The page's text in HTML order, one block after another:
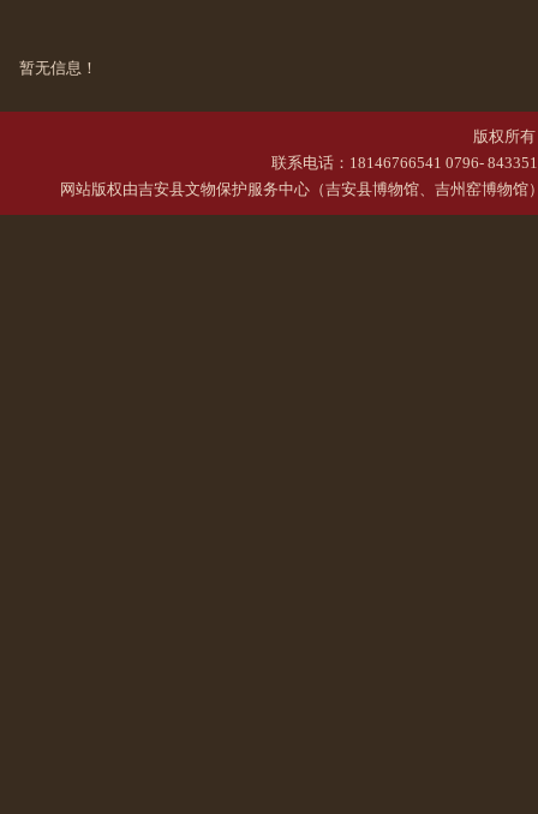
暂无信息！
版权所
联系电话：18146766541 0796-
网站版权由吉安县文物保护服务中心（吉安县博物馆、吉州窑博物馆